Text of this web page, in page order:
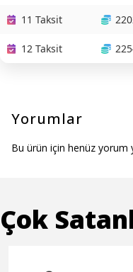
11 Taksit
12 Taksit
Yorumlar
Bu ürün için henüz yorum
Çok